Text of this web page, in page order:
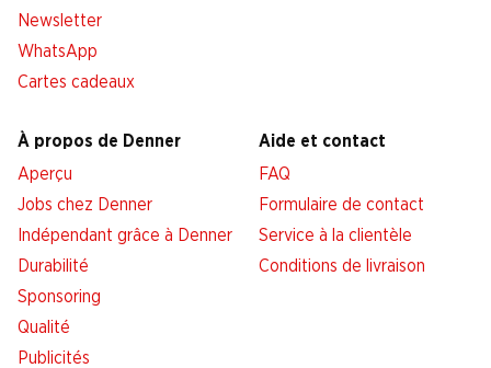
Newsletter
WhatsApp
Cartes cadeaux
À propos de Denner
Aperçu
Jobs chez Denner
Indépendant grâce à Denner
Durabilité
Sponsoring
Qualité
Publicités
Aide et contact
FAQ
Formulaire de contact
Service à la clientèle
Conditions de livraison